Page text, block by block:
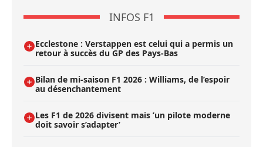
INFOS F1
Ecclestone : Verstappen est celui qui a permis un
retour à succès du GP des Pays-Bas
Bilan de mi-saison F1 2026 : Williams, de l’espoir
au désenchantement
Les F1 de 2026 divisent mais ’un pilote moderne
doit savoir s’adapter’